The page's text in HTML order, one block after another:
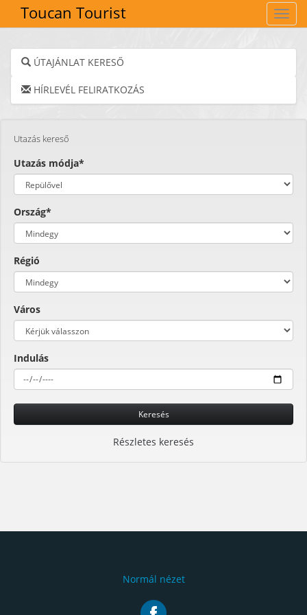
Toucan Tourist
ÚTAJÁNLAT KERESŐ
HÍRLEVÉL FELIRATKOZÁS
Utazás kereső
Utazás módja*
Ország*
Régió
Város
Indulás
Keresés
Részletes keresés
Normál nézet